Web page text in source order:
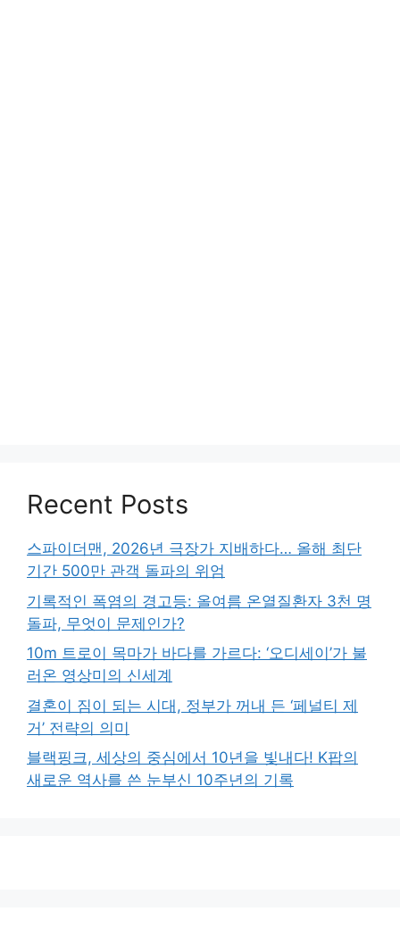
Recent Posts
스파이더맨, 2026년 극장가 지배하다… 올해 최단
기간 500만 관객 돌파의 위엄
기록적인 폭염의 경고등: 올여름 온열질환자 3천 명
돌파, 무엇이 문제인가?
10m 트로이 목마가 바다를 가르다: ‘오디세이’가 불
러온 영상미의 신세계
결혼이 짐이 되는 시대, 정부가 꺼내 든 ‘페널티 제
거’ 전략의 의미
블랙핑크, 세상의 중심에서 10년을 빛내다! K팝의
새로운 역사를 쓴 눈부신 10주년의 기록